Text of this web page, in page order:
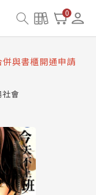
0
中，本站同步暫
與書櫃開通申請
題
及資產合併結果
中，本站同步暫
社會